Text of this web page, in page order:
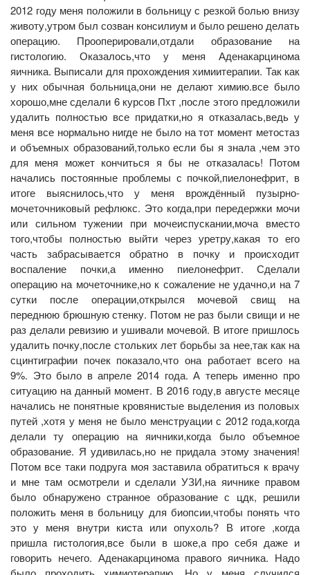
2012 году меня положили в больницу с резкой болью внизу
животу,утром был созван консилиум и было решено делать
операцию. Прооперировали,отдали образование на
гистологию. Оказалось,что у меня Аденакарцинома
яичника. Выписали для прохождения химиитерапии. Так как
у них обычная больница,они не делают химию.все было
хорошо,мне сделали 6 курсов Пхт ,после этого предложили
удалить полностью все придатки,но я отказалась,ведь у
меня все нормально нигде не было на тот момент метостаз
и объемных образований,только если бы я знала ,чем это
для меня может кончиться я бы не отказалась! Потом
начались постоянные проблемы с почкой,пиелонефрит, в
итоге выяснилось,что у меня врождённый пузырно-
мочеточниковый рефлюкс. Это когда,при передержки мочи
или сильном тужении при мочеиспускании,моча вместо
того,чтобы полностью выйти через уретру,какая то его
часть забрасывается обратно в почку и происходит
воспаление почки,а именно пиелонефрит. Сделали
операцию на мочеточнике,но к сожаление не удачно,и на 7
сутки после операции,открылся мочевой свищ на
переднюю брюшную стенку. Потом не раз были свищи и не
раз делали ревизию и ушивали мочевой. В итоге пришлось
удалить почку,после стольких лет борьбы за нее,так как на
сцинтиграфии почек показало,что она работает всего на
9%. Это было в апреле 2014 года. А теперь именно про
ситуацию на данный момент. В 2016 году,в августе месяце
начались не понятные кровянистые выделения из половых
путей ,хотя у меня не было менструации с 2012 года,когда
делали ту операцию на яичники,когда было объемное
образование. Я удивилась,но не придала этому значения!
Потом все таки подруга моя заставила обратиться к врачу
и мне там осмотрели и сделали УЗИ,на яичнике правом
было обнаружено странное образование с цдк, решили
положить меня в больницу для биопсии,чтобы понять что
это у меня внутри киста или опухоль? В итоге ,когда
пришла гистология,все были в шоке,а про себя даже и
говорить нечего. Аденакарцинома правого яичника. Надо